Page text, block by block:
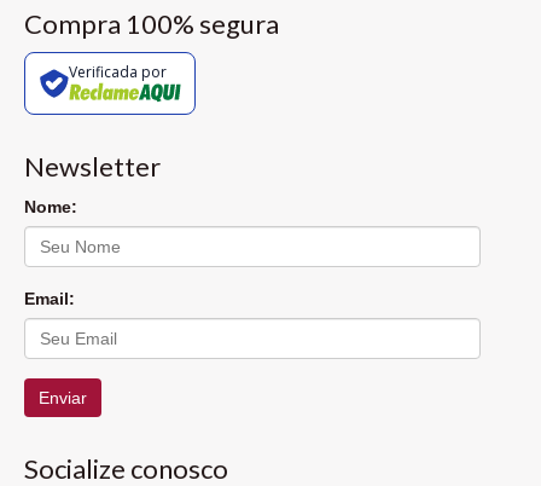
Compra 100% segura
Verificada por
Newsletter
Nome:
Email:
Enviar
Socialize conosco